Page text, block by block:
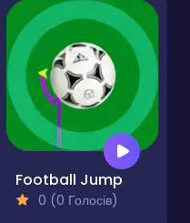
Football Jump
0 (0 Голосів)